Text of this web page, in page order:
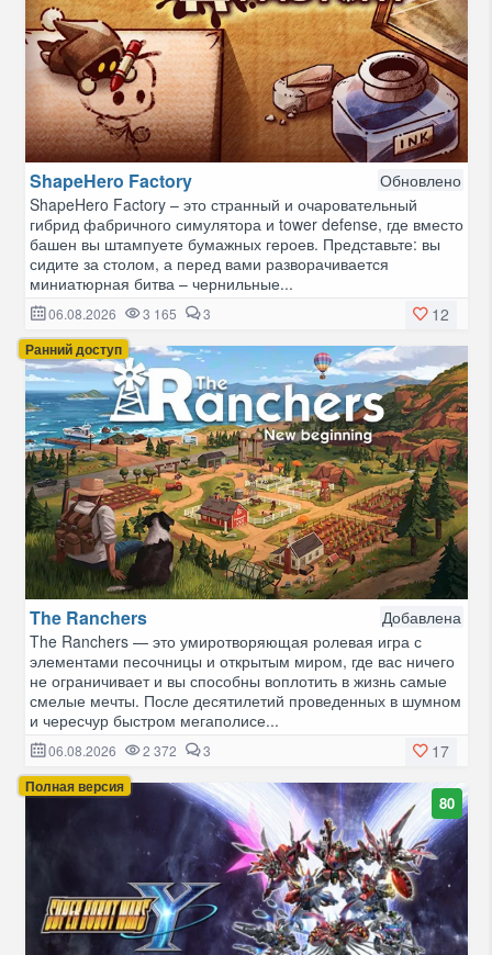
ShapeHero Factory
Обновлено
ShapeHero Factory – это странный и очаровательный
гибрид фабричного симулятора и tower defense, где вместо
башен вы штампуете бумажных героев. Представьте: вы
сидите за столом, а перед вами разворачивается
миниатюрная битва – чернильные...
12
06.08.2026 3 165 3
Ранний доступ
The Ranchers
Добавлена
The Ranchers — это умиротворяющая ролевая игра с
элементами песочницы и открытым миром, где вас ничего
не ограничивает и вы способны воплотить в жизнь самые
смелые мечты. После десятилетий проведенных в шумном
и чересчур быстром мегаполисе...
17
06.08.2026 2 372 3
Полная версия
80